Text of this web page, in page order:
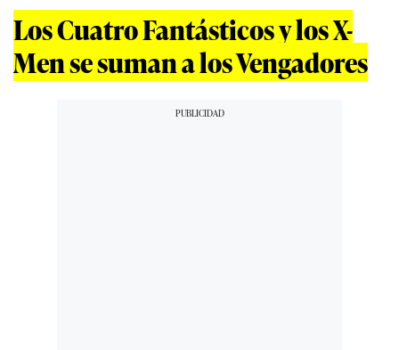
Los Cuatro Fantásticos y los X-
Men se suman a los Vengadores